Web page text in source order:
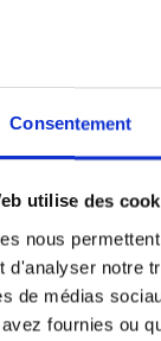
Consentement
utilise des
nous
d'analyser notre
de médias
fournies ou
d’équipe
à un
obligatoire.